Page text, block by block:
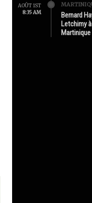
AOÛT 1ST
8:35 AM
Bernard
Letchimy
Martinique